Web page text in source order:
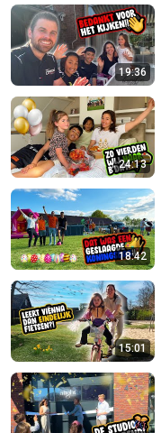
19:36
24:13
18:42
15:01